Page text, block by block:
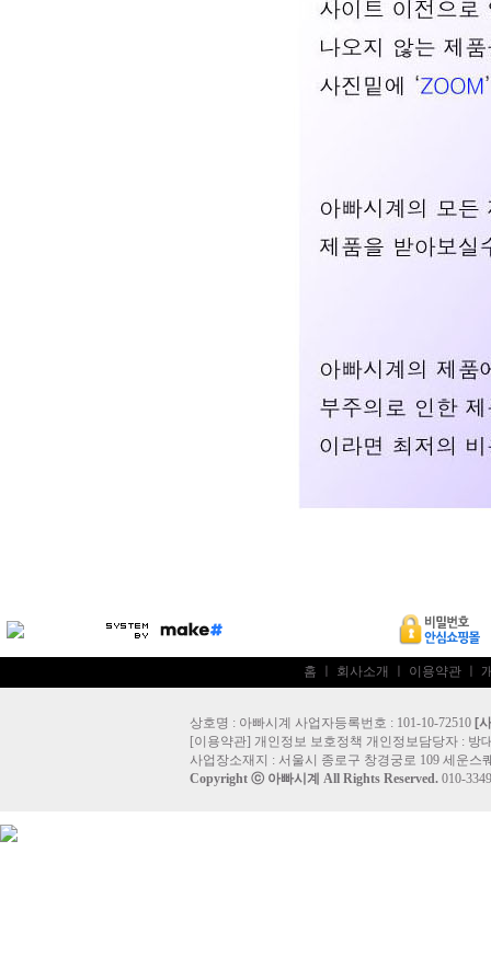
홈 회사소개 이용약관
상호명 : 아빠시계 사업자등록번호 : 101-10-72510 [
[이용약관] 개인정보 보호정책 개인정보담당자 : 방
사업장소재지 : 서울시 종로구 창경궁로 109 세운스
Copyright ⓒ 아빠시계 All Rights Reserved. 010-